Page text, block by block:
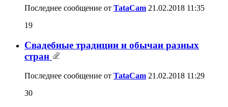
Последнее сообщение от TataCam 21.02.2018 11:35
19
Свадебные традиции и обычаи разных
стран
Последнее сообщение от TataCam 21.02.2018 11:29
30